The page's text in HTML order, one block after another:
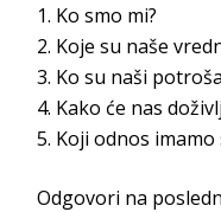
Ko smo mi?
Koje su naše
Ko su naši
Kako će nas dož
Koji odnos imamo
Odgovori na